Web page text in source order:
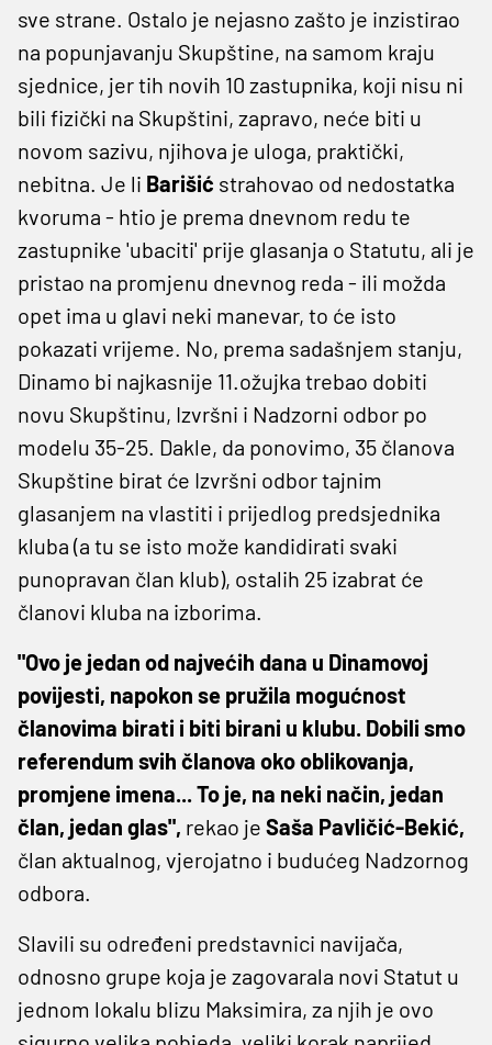
sve strane. Ostalo je nejasno zašto je inzistirao
na popunjavanju Skupštine, na samom kraju
sjednice, jer tih novih 10 zastupnika, koji nisu ni
bili fizički na Skupštini, zapravo, neće biti u
novom sazivu, njihova je uloga, praktički,
nebitna. Je li Barišić strahovao od nedostatka
kvoruma - htio je prema dnevnom redu te
zastupnike 'ubaciti' prije glasanja o Statutu, ali je
pristao na promjenu dnevnog reda - ili možda
opet ima u glavi neki manevar, to će isto
pokazati vrijeme. No, prema sadašnjem stanju,
Dinamo bi najkasnije 11.ožujka trebao dobiti
novu Skupštinu, Izvršni i Nadzorni odbor po
modelu 35-25. Dakle, da ponovimo, 35 članova
Skupštine birat će Izvršni odbor tajnim
glasanjem na vlastiti i prijedlog predsjednika
kluba (a tu se isto može kandidirati svaki
punopravan član klub), ostalih 25 izabrat će
članovi kluba na izborima.
"Ovo je jedan od najvećih dana u Dinamovoj
povijesti, napokon se pružila mogućnost
članovima birati i biti birani u klubu. Dobili smo
referendum svih članova oko oblikovanja,
promjene imena... To je, na neki način, jedan
član, jedan glas", rekao je Saša Pavličić-Bekić,
član aktualnog, vjerojatno i budućeg Nadzornog
odbora.
Slavili su određeni predstavnici navijača,
odnosno grupe koja je zagovarala novi Statut u
jednom lokalu blizu Maksimira, za njih je ovo